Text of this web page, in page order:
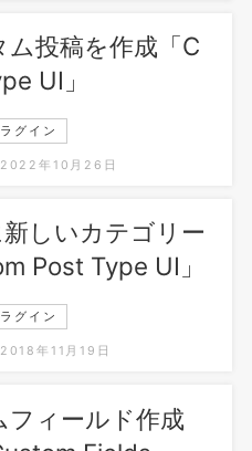
投稿を作成「C
UI」
グイン
年10月26日
しいカテゴリー
Post Type UI」
グイン
年11月19日
ィールド作成